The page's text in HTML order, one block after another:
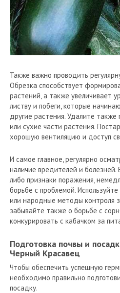
Также важно проводить
Обрезка способствует
растений, а также увеличивает
листву и побеги, которые
другие растения. Удалите
или сухие части растения.
хорошую вентиляцию и доступ
И самое главное, регулярно
наличие вредителей и болезней.
либо признаки поражения,
борьбе с проблемой.
или народные методы контроля
забывайте также о борьбе с
конкурировать с кабачком за
Подготовка почвы и
Черный Красавец
Чтобы обеспечить успешную
необходимо правильно
посадку.